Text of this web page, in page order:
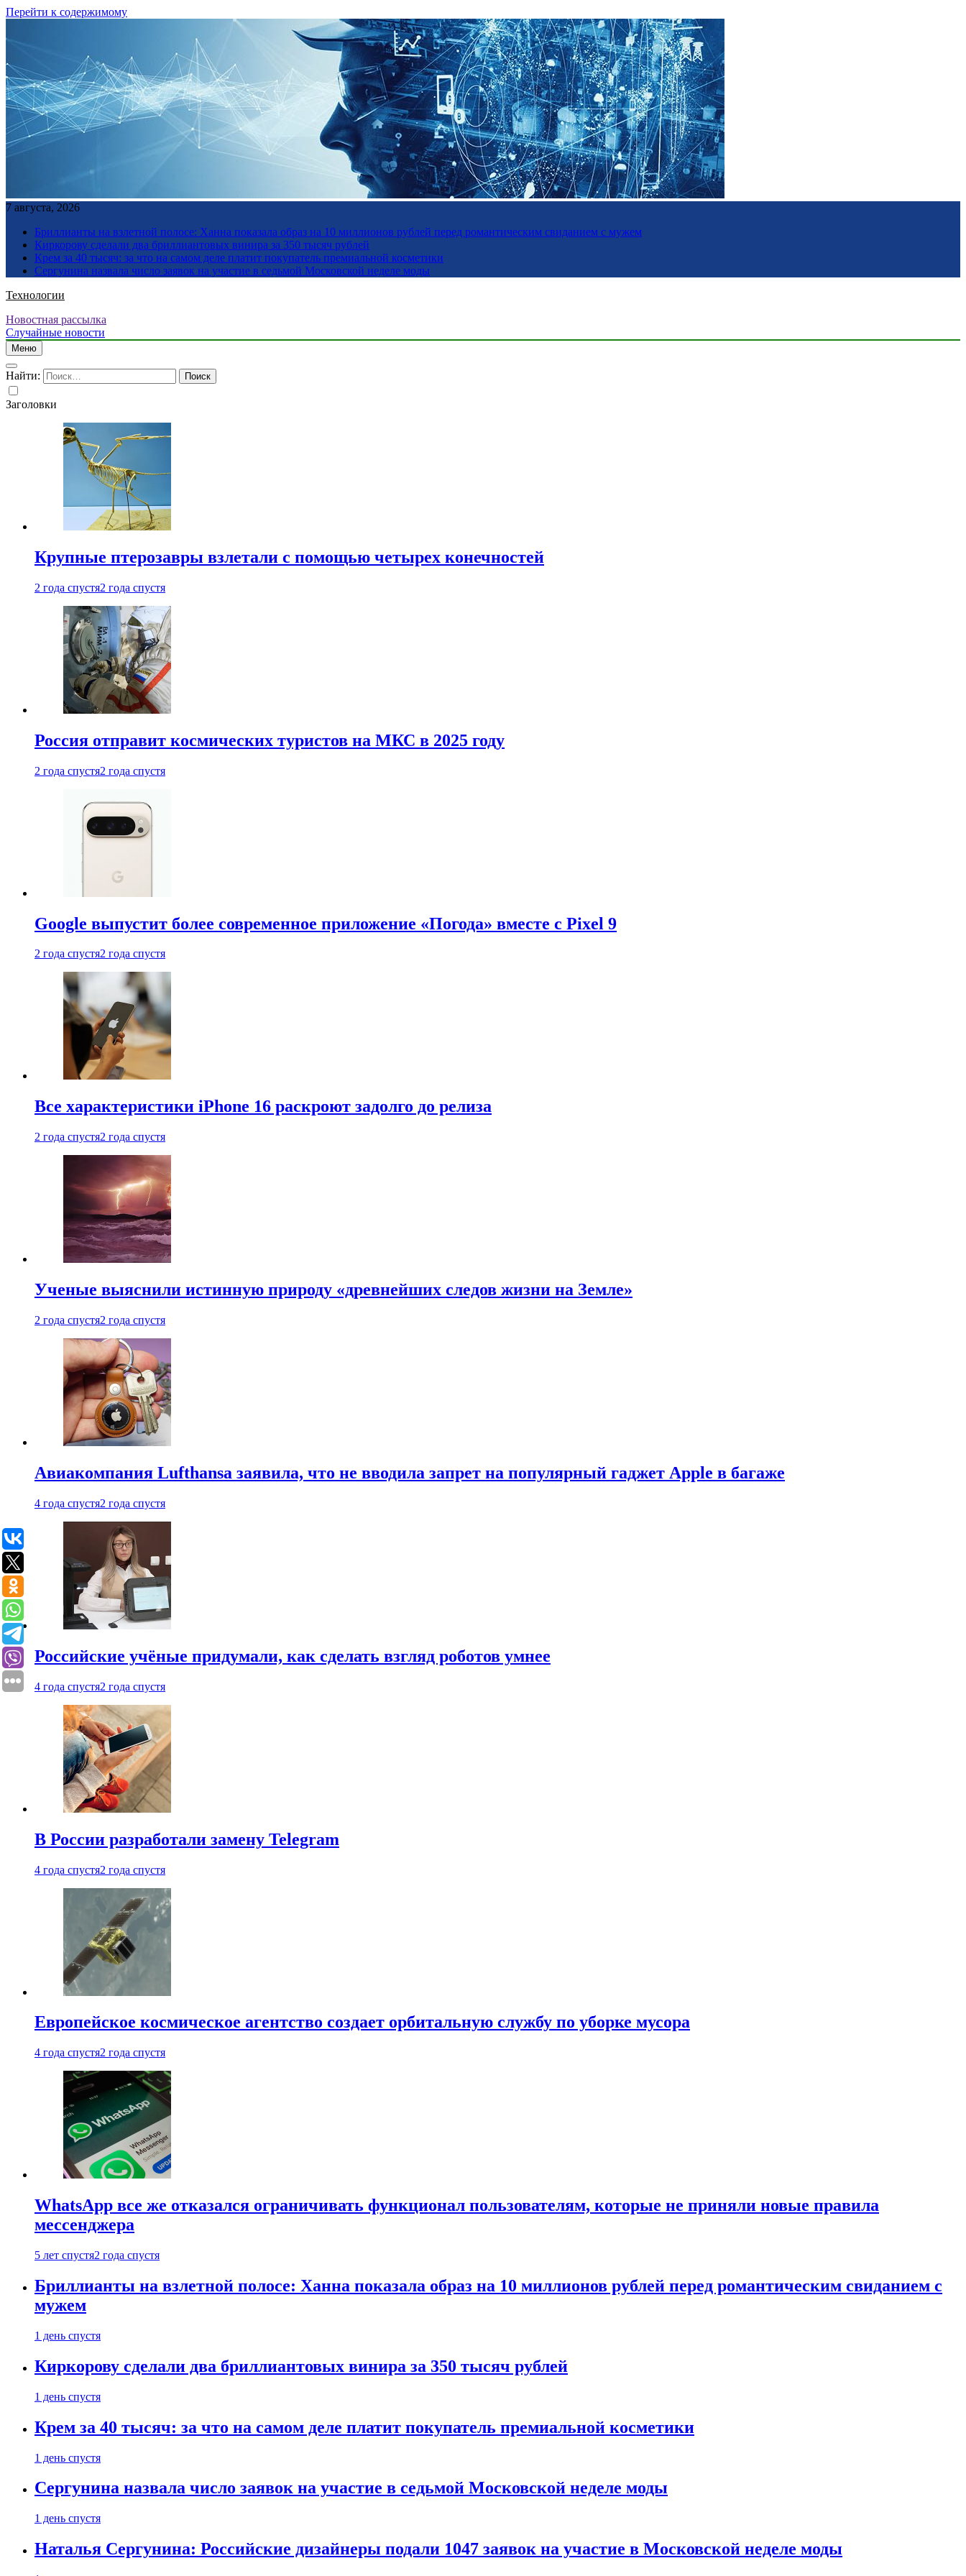
Перейти к содержимому
7 августа, 2026
Бриллианты на взлетной полосе: Ханна показала образ на 10 миллионов рублей перед романтическим свиданием с мужем
Киркорову сделали два бриллиантовых винира за 350 тысяч рублей
Крем за 40 тысяч: за что на самом деле платит покупатель премиальной косметики
Сергунина назвала число заявок на участие в седьмой Московской неделе моды
Технологии
Новостная рассылка
Случайные новости
Меню
Найти:
Заголовки
Крупные птерозавры взлетали с помощью четырех конечностей
2 года спустя2 года спустя
Россия отправит космических туристов на МКС в 2025 году
2 года спустя2 года спустя
Google выпустит более современное приложение «Погода» вместе с Pixel 9
2 года спустя2 года спустя
Все характеристики iPhone 16 раскроют задолго до релиза
2 года спустя2 года спустя
Ученые выяснили истинную природу «древнейших следов жизни на Земле»
2 года спустя2 года спустя
Авиакомпания Lufthansa заявила, что не вводила запрет на популярный гаджет Apple в багаже
4 года спустя2 года спустя
Российские учёные придумали, как сделать взгляд роботов умнее
4 года спустя2 года спустя
В России разработали замену Telegram
4 года спустя2 года спустя
Европейское космическое агентство создает орбитальную службу по уборке мусора
4 года спустя2 года спустя
WhatsApp все же отказался ограничивать функционал пользователям, которые не приняли новые правила
мессенджера
5 лет спустя2 года спустя
Бриллианты на взлетной полосе: Ханна показала образ на 10 миллионов рублей перед романтическим свиданием с
мужем
1 день спустя
Киркорову сделали два бриллиантовых винира за 350 тысяч рублей
1 день спустя
Крем за 40 тысяч: за что на самом деле платит покупатель премиальной косметики
1 день спустя
Сергунина назвала число заявок на участие в седьмой Московской неделе моды
1 день спустя
Наталья Сергунина: Российские дизайнеры подали 1047 заявок на участие в Московской неделе моды